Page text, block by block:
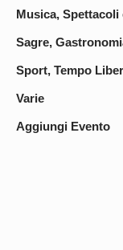
Musica, Spettacoli
Sagre,
Sport, Tempo
Varie
Aggiungi Evento